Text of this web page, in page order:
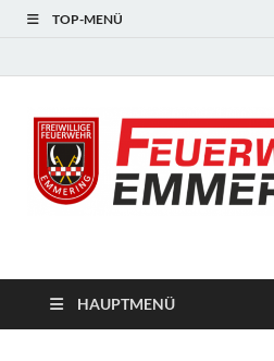
TOP-MENÜ
HAUPTMENÜ